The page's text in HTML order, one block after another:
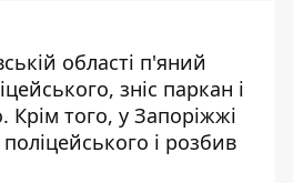
області п'яний
, зніс паркан і
Крім того, у Запоріжжі
і розбив